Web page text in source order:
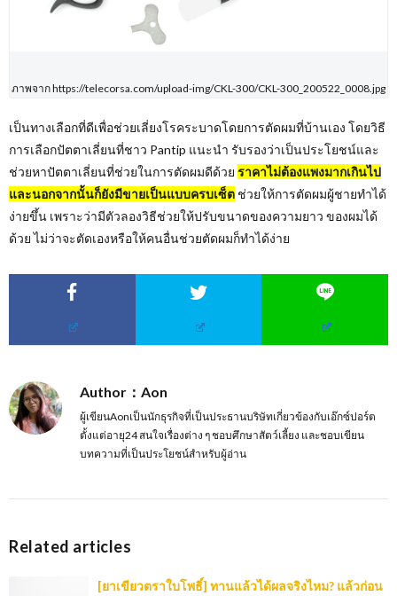
ภาพจาก https://telecorsa.com/upload-img/CKL-300/CKL-300_200522_0008.jpg
เป็นทางเลือกที่ดีเพื่อช่วยเลี่ยงโรคระบาดโดยการตัดผมที่บ้านเอง โดยวิธี
การเลือกปัตตาเลี่ยนที่ชาว Pantip แนะนำ รับรองว่าเป็นประโยชน์และ
ช่วยหาปัตตาเลี่ยนที่ช่วยในการตัดผมดีด้วย ราคาไม่ต้องแพงมากเกินไป
และนอกจากนั้นก็ยังมีขายเป็นแบบครบเซ็ต ช่วยให้การตัดผมผู้ชายทำได้
ง่ายขึ้น เพราะว่ามีตัวลองวิธีช่วยให้ปรับขนาดของความยาว ของผมได้
ด้วย ไม่ว่าจะตัดเองหรือให้คนอื่นช่วยตัดผมก็ทำได้ง่าย
Author：Aon
ผู้เขียนAonเป็นนักธุรกิจที่เป็นประธานบริษัทเกี่ยวข้องกับเอ๊กซ์ปอร์ต
ตั้งแต่อายุ24 สนใจเรื่องต่าง ๆ ชอบศึกษาสัตว์เลี้ยง และชอบเขียน
บทความที่เป็นประโยชน์สำหรับผู้อ่าน
Related articles
[ยาเขียวตราใบโพธิ์] ทานแล้วได้ผลจริงไหม? แล้วก่อน